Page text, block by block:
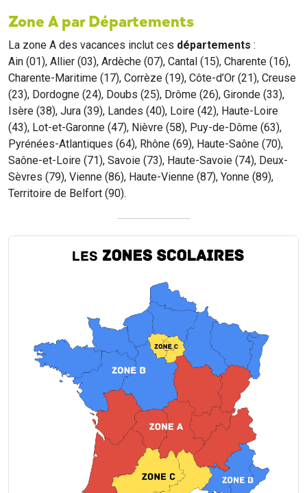
Zone A par Départements
La zone A des vacances inclut ces départements :
Ain (01), Allier (03), Ardèche (07), Cantal (15), Charente (16),
Charente-Maritime (17), Corrèze (19), Côte-d’Or (21), Creuse
(23), Dordogne (24), Doubs (25), Drôme (26), Gironde (33),
Isère (38), Jura (39), Landes (40), Loire (42), Haute-Loire
(43), Lot-et-Garonne (47), Nièvre (58), Puy-de-Dôme (63),
Pyrénées-Atlantiques (64), Rhône (69), Haute-Saône (70),
Saône-et-Loire (71), Savoie (73), Haute-Savoie (74), Deux-
Sèvres (79), Vienne (86), Haute-Vienne (87), Yonne (89),
Territoire de Belfort (90).